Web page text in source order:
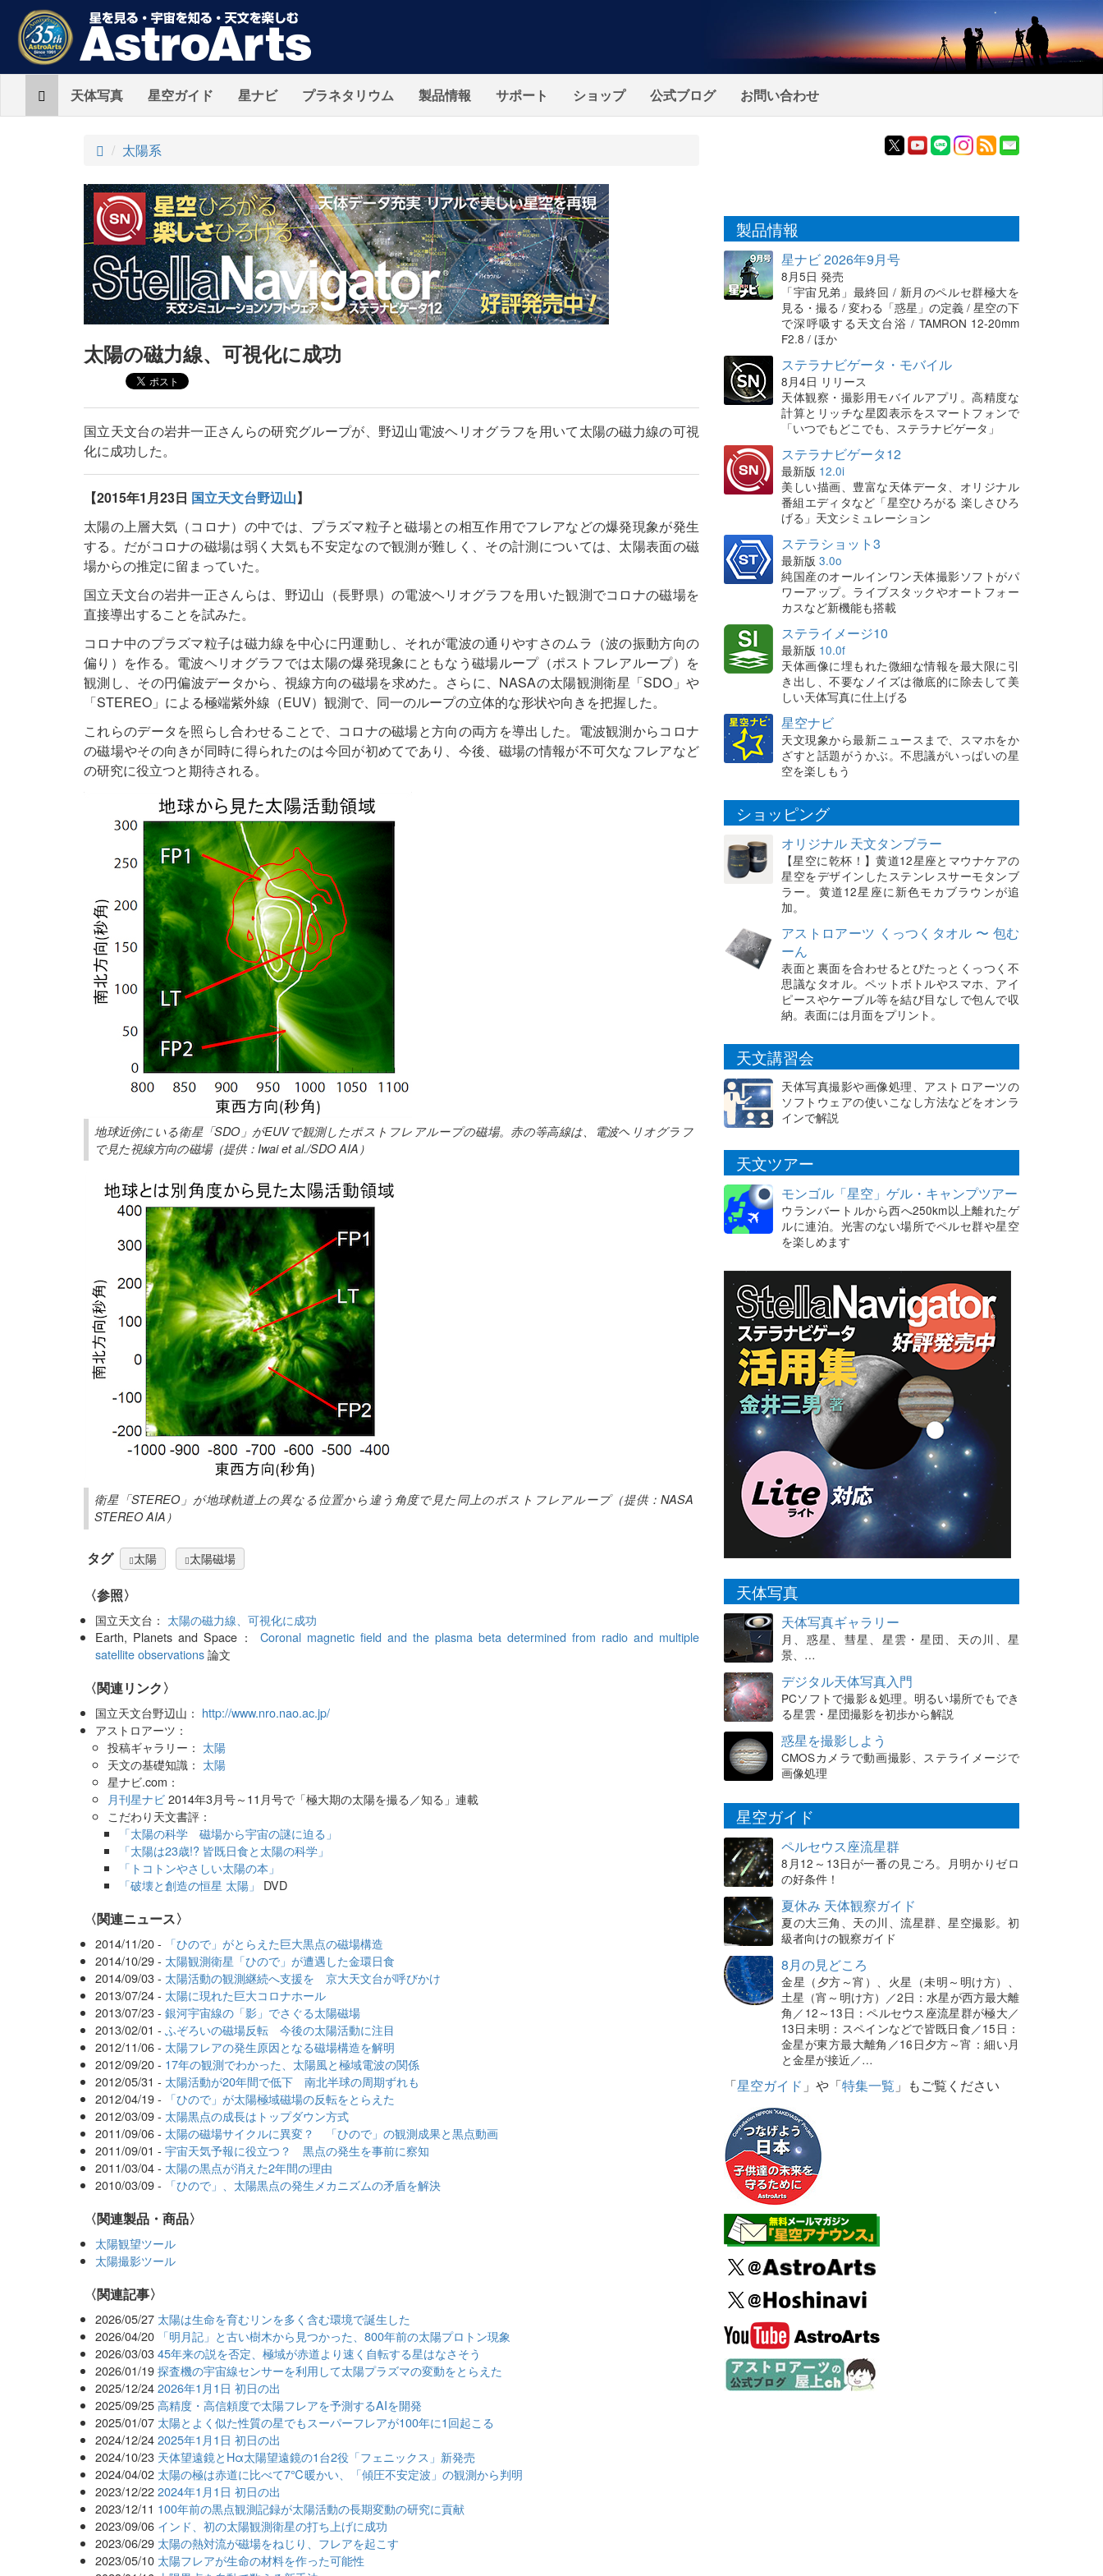
Home天体写真 星空ガイド 星ナビ プラネタリウム 製品情報 サポート ショップ 公式ブログ お問い合わせ
ト
プ
太陽系
太陽の磁力線、可視化に成功
国立天文台の岩井一正さんらの研究グループが、野辺山電波ヘリオグラフを用いて太陽の磁力線の可視
化に成功した。
【2015年1月23日 国立天文台野辺山】
太陽の上層大気（コロナ）の中では、プラズマ粒子と磁場との相互作用でフレアなどの爆発現象が発生
する。だがコロナの磁場は弱く大気も不安定なので観測が難しく、その計測については、太陽表面の磁
場からの推定に留まっていた。
国立天文台の岩井一正さんらは、野辺山（長野県）の電波ヘリオグラフを用いた観測でコロナの磁場を
直接導出することを試みた。
コロナ中のプラズマ粒子は磁力線を中心に円運動し、それが電波の通りやすさのムラ（波の振動方向の
偏り）を作る。電波ヘリオグラフでは太陽の爆発現象にともなう磁場ループ（ポストフレアループ）を
観測し、その円偏波データから、視線方向の磁場を求めた。さらに、NASAの太陽観測衛星「SDO」や
「STEREO」による極端紫外線（EUV）観測で、同一のループの立体的な形状や向きを把握した。
これらのデータを照らし合わせることで、コロナの磁場と方向の両方を導出した。電波観測からコロナ
の磁場やその向きが同時に得られたのは今回が初めてであり、今後、磁場の情報が不可欠なフレアなど
の研究に役立つと期待される。
地球近傍にいる衛星「SDO」がEUVで観測したポストフレアループの磁場。赤の等高線は、電波ヘリオグラフ
で見た視線方向の磁場（提供：Iwai et al./SDO AIA）
衛星「STEREO」が地球軌道上の異なる位置から違う角度で見た同上のポストフレアループ（提供：NASA
STEREO AIA）
タグ 太陽 太陽磁場
〈参照〉
国立天文台： 太陽の磁力線、可視化に成功
Earth, Planets and Space： Coronal magnetic field and the plasma beta determined from radio and multiple
satellite observations論文
〈関連リンク〉
国立天文台野辺山： http://www.nro.nao.ac.jp/
アストロアーツ：
投稿ギャラリー： 太陽
天文の基礎知識： 太陽
星ナビ.com：
月刊星ナビ2014年3月号～11月号で「極大期の太陽を撮る／知る」連載
こだわり天文書評：
「太陽の科学 磁場から宇宙の謎に迫る」
「太陽は23歳!? 皆既日食と太陽の科学」
「トコトンやさしい太陽の本」
「破壊と創造の恒星 太陽」
DVD
〈関連ニュース〉
2014/11/20 -
「ひので」がとらえた巨大黒点の磁場構造
2014/10/29 - 太陽観測衛星「ひので」が遭遇した金環日食
2014/09/03 - 太陽活動の観測継続へ支援を 京大天文台が呼びかけ
2013/07/24 - 太陽に現れた巨大コロナホール
2013/07/23 -銀河宇宙線の「影」でさぐる太陽磁場
2013/02/01 -ふぞろいの磁場反転 今後の太陽活動に注目
2012/11/06 - 太陽フレアの発生原因となる磁場構造を解明
2012/09/20 - 17年の観測でわかった、太陽風と極域電波の関係
2012/05/31 - 太陽活動が20年間で低下 南北半球の周期ずれも
2012/04/19 -
「ひので」が太陽極域磁場の反転をとらえた
2012/03/09 - 太陽黒点の成長はトップダウン方式
2011/09/06 - 太陽の磁場サイクルに異変？ 「ひので」の観測成果と黒点動画
2011/09/01 -宇宙天気予報に役立つ？ 黒点の発生を事前に察知
2011/03/04 - 太陽の黒点が消えた2年間の理由
2010/03/09 -
「ひので」、太陽黒点の発生メカニズムの矛盾を解決
〈関連製品・商品〉
太陽観望ツール
太陽撮影ツール
関連記事
2026/05/27 太陽は生命を育むリンを多く含む環境で誕生した
2026/04/20 「明月記」と古い樹木から見つかった、800年前の太陽プロトン現象
2026/03/03 45年来の説を否定、極域が赤道より速く自転する星はなさそう
2026/01/19 探査機の宇宙線センサーを利用して太陽プラズマの変動をとらえた
2025/12/24 2026年1月1日 初日の出
2025/09/25 高精度・高信頼度で太陽フレアを予測するAIを開発
2025/01/07 太陽とよく似た性質の星でもスーパーフレアが100年に1回起こる
2024/12/24 2025年1月1日 初日の出
2024/10/23 天体望遠鏡とHα太陽望遠鏡の1台2役「フェニックス」新発売
2024/04/02 太陽の極は赤道に比べて7℃暖かい、「傾圧不安定波」の観測から判明
2023/12/22 2024年1月1日 初日の出
2023/12/11 100年前の黒点観測記録が太陽活動の長期変動の研究に貢献
2023/09/06 インド、初の太陽観測衛星の打ち上げに成功
2023/06/29 太陽の熱対流が磁場をねじり、フレアを起こす
2023/05/10 太陽フレアが生命の材料を作った可能性
製品情報
星ナビ 2026年9月号
8月5日 発売
「宇宙兄弟」最終回 / 新月のペルセ群極大を
見る・撮る / 変わる「惑星」の定義 / 星空の下
で深呼吸する天文台浴 / TAMRON 12-20mm
F2.8 / ほか
ステラナビゲータ・モバイル
8月4日 リリース
天体観察・撮影用モバイルアプリ。高精度な
計算とリッチな星図表示をスマートフォンで
「いつでもどこでも、ステラナビゲータ」
ステラナビゲータ12
最新版 12.0i
美しい描画、豊富な天体データ、オリジナル
番組エディタなど「星空ひろがる 楽しさひろ
げる」天文シミュレーション
ステラショット3
最新版 3.0o
純国産のオールインワン天体撮影ソフトがパ
ワーアップ。ライブスタックやオートフォー
カスなど新機能も搭載
ステライメージ10
最新版 10.0f
天体画像に埋もれた微細な情報を最大限に引
き出し、不要なノイズは徹底的に除去して美
しい天体写真に仕上げる
星空ナビ
天文現象から最新ニュースまで、スマホをか
ざすと話題がうかぶ。不思議がいっぱいの星
空を楽しもう
ショッピング
オリジナル 天文タンブラー
【星空に乾杯！】黄道12星座とマウナケアの
星空をデザインしたステンレスサーモタンブ
ラー。黄道12星座に新色モカブラウンが追
加。
アストロアーツ くっつくタオル 〜 包む
ーん
表面と裏面を合わせるとぴたっとくっつく不
思議なタオル。ペットボトルやスマホ、アイ
ピースやケーブル等を結び目なしで包んで収
納。表面には月面をプリント。
天文講習会
天体写真撮影や画像処理、アストロアーツの
ソフトウェアの使いこなし方法などをオンラ
インで解説
天文ツアー
モンゴル「星空」ゲル・キャンプツアー
ウランバートルから西へ250km以上離れたゲ
ルに連泊。光害のない場所でペルセ群や星空
を楽しめます
天体写真
天体写真ギャラリー
月、惑星、彗星、星雲・星団、天の川、星
景、…
デジタル天体写真入門
PCソフトで撮影＆処理。明るい場所でもでき
る星雲・星団撮影を初歩から解説
惑星を撮影しよう
CMOSカメラで動画撮影、ステライメージで
画像処理
星空ガイド
ペルセウス座流星群
8月12～13日が一番の見ごろ。月明かりゼロ
の好条件！
夏休み 天体観察ガイド
夏の大三角、天の川、流星群、星空撮影。初
級者向けの観察ガイド
8月の見どころ
金星（夕方～宵）、火星（未明～明け方）、
土星（宵～明け方）／2日：水星が西方最大離
角／12～13日：ペルセウス座流星群が極大／
13日未明：スペインなどで皆既日食／15日：
金星が東方最大離角／16日夕方～宵：細い月
と金星が接近／…
「星空ガイド 」や「特集一覧 」もご覧ください